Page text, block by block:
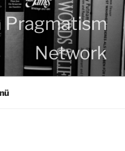
Pragmatism
Network